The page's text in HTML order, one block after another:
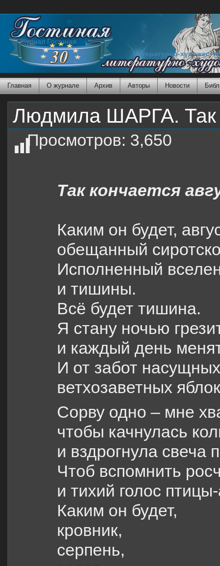
Журнал Гостиная
Литературно-
Главная О журнале Архив Авторы Новости
Людмила ШАРГА. Так
Просмотров: 3,650
Так кончается
Каким он будет,
обещанный
Исполненный
и тишины.
Всё будет тишина.
Я стану ночью
и каждый день
И от забот
ветхозаветных
Сорву одно – мне
чтобы качнулась
и вздрогнула свеча
Чтоб вспомнить
и тихий голос
Каким он будет,
кровник,
серпень,